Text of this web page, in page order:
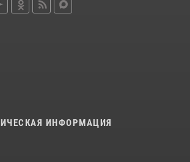
ИНФОРМАЦИЯ